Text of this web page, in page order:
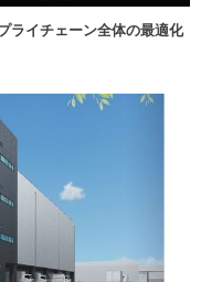
ライチェーン全体の最適化